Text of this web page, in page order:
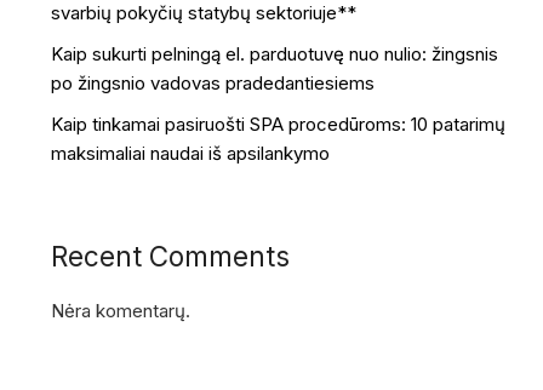
svarbių pokyčių statybų sektoriuje**
Kaip sukurti pelningą el. parduotuvę nuo nulio: žingsnis
po žingsnio vadovas pradedantiesiems
Kaip tinkamai pasiruošti SPA procedūroms: 10 patarimų
maksimaliai naudai iš apsilankymo
Recent Comments
Nėra komentarų.